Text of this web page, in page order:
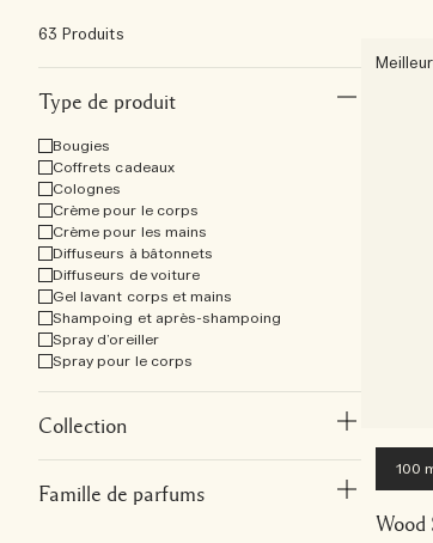
63 Produits
Type de produit
Bougies
Coffrets cadeaux
Colognes
Crème pour le corps
Crème pour les mains
Diffuseurs à bâtonnets
Diffuseurs de voiture
Gel lavant corps et mains
Shampoing et après-shampoing
Spray d’oreiller
Spray pour le corps
Collection
Famille de parfums
100
Wood